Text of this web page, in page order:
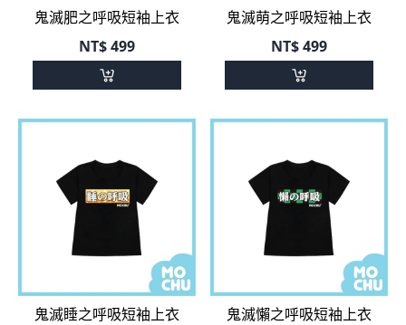
鬼滅肥之呼吸短袖上衣
NT$499
鬼滅萌之呼吸短袖上衣
NT$499
鬼滅睡之呼吸短袖上衣
鬼滅懶之呼吸短袖上衣